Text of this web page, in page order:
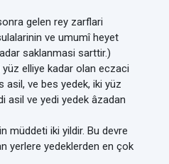
gelen rey zarflari
ve umumî heyet
saklanmasi sarttir.)
elliye kadar olan eczaci
asil, ve bes yedek, iki yüz
asil ve yedi yedek âzadan
müddeti iki yildir. Bu devre
yerlere yedeklerden en çok